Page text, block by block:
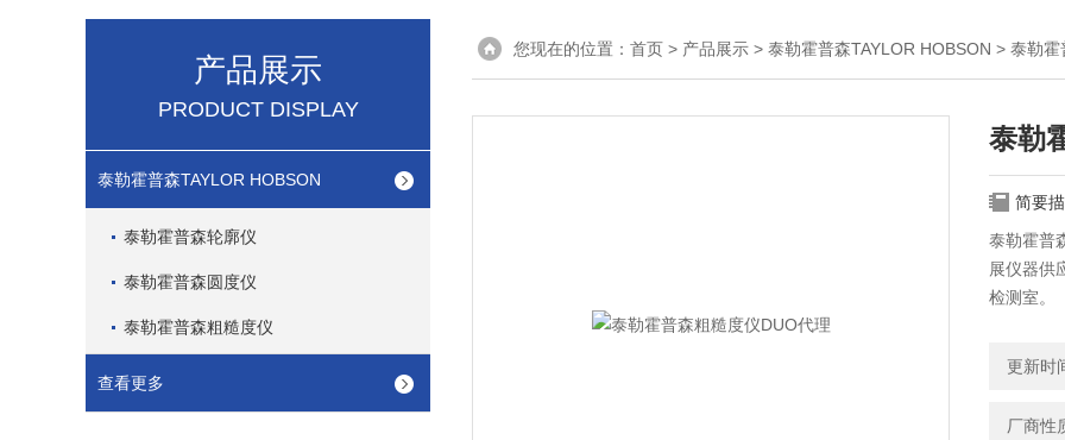
产品展示
PRODUCT DISPLAY
泰勒霍普森TAYLOR HOBSON
泰勒霍普森轮廓仪
泰勒霍普森圆度仪
泰勒霍普森粗糙度仪
查看更多
您现在的位置： 首页 > 产品展示 > 泰勒霍普森TAYLOR HOBSON > 泰勒霍
泰勒
简要描
泰勒霍普
展仪器供
检测室。
更新时
厂商性